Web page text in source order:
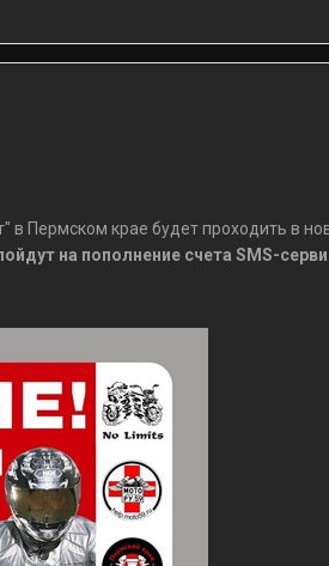
в Пермском крае будет проходить в
на пополнение счета SMS-